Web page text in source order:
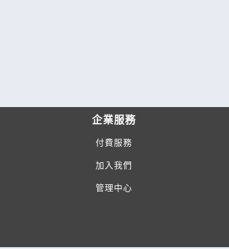
企業服務
付費服務
加入我們
管理中心